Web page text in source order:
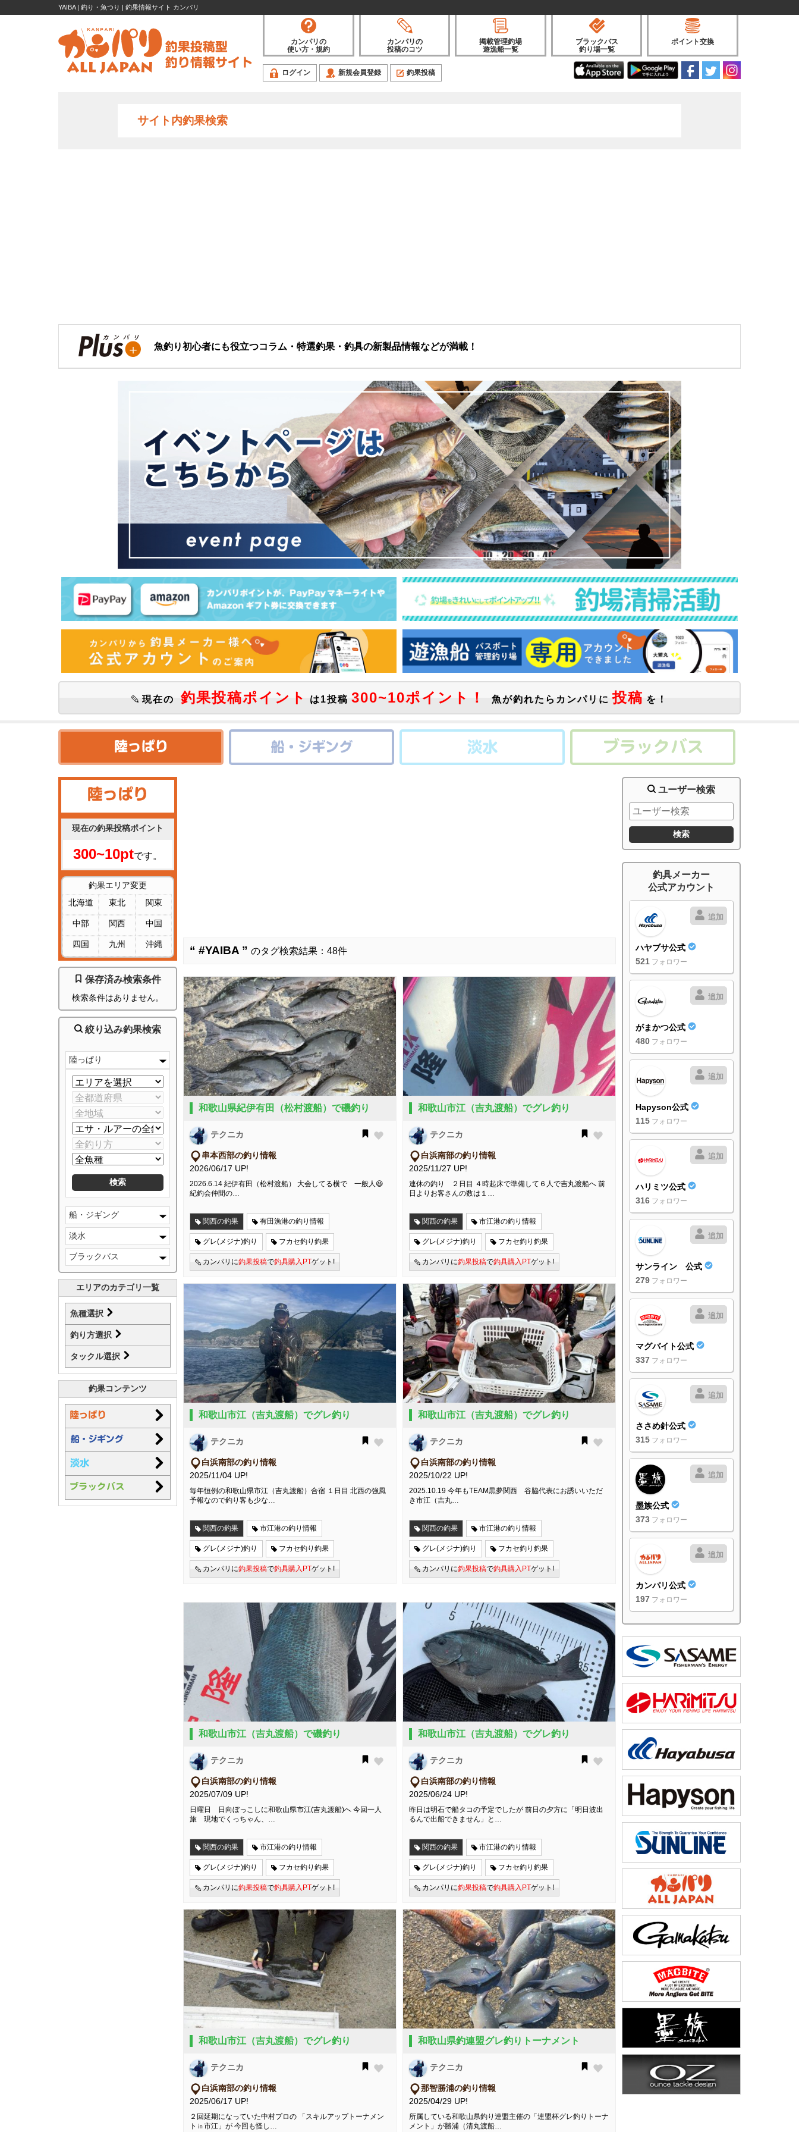
YAIBA | 釣り・魚つり | 釣果情報サイト カンパリ
カンパリの
使い方・規約
カンパリの
投稿のコツ
掲載管理釣場
遊漁船一覧
ブラックバス
釣り場一覧
ポイント交換
ログイン 新規会員登録 釣果投稿
サイト内釣果検索
魚釣り初心者にも役立つコラム・特選釣果・釣具の新製品情報などが満載！
現在の 釣果投稿ポイント は1投稿 300~10ポイント！ 魚が釣れたらカンパリに 投稿 を！
現在の釣果投稿ポイント
300~10ptです。
釣果エリア変更
北海道
東北 関東
中部 関西 中国
四国 九州 沖縄
保存済み検索条件
検索条件はありません。
絞り込み釣果検索
陸っぱり
船・ジギング
淡水
ブラックバス
エリアのカテゴリ一覧
魚種選択
釣り方選択
タックル選択
釣果コンテンツ
“ #YAIBA ” のタグ検索結果：48件
和歌山県紀伊有田（松村渡船）で磯釣り
テクニカ
串本西部の釣り情報
2026/06/17 UP!
2026.6.14 紀伊有田（松村渡船） 大会してる横で 一般人😆
紀釣会仲間の…
関西の釣果 有田漁港の釣り情報
グレ(メジナ)釣り フカセ釣り釣果
カンパリに釣果投稿で釣具購入PTゲット!
和歌山市江（吉丸渡船）でグレ釣り
テクニカ
白浜南部の釣り情報
2025/11/27 UP!
連休の釣り ２日目 ４時起床で準備して６人で吉丸渡船へ 前
日よりお客さんの数は１…
関西の釣果 市江港の釣り情報
グレ(メジナ)釣り フカセ釣り釣果
カンパリに釣果投稿で釣具購入PTゲット!
和歌山市江（吉丸渡船）でグレ釣り
テクニカ
白浜南部の釣り情報
2025/11/04 UP!
毎年恒例の和歌山県市江（吉丸渡船）合宿 １日目 北西の強風
予報なので釣り客も少な…
関西の釣果 市江港の釣り情報
グレ(メジナ)釣り フカセ釣り釣果
カンパリに釣果投稿で釣具購入PTゲット!
和歌山市江（吉丸渡船）でグレ釣り
テクニカ
白浜南部の釣り情報
2025/10/22 UP!
2025.10.19 今年もTEAM黒夢関西 谷脇代表にお誘いいただ
き市江（吉丸…
関西の釣果 市江港の釣り情報
グレ(メジナ)釣り フカセ釣り釣果
カンパリに釣果投稿で釣具購入PTゲット!
和歌山市江（吉丸渡船）で磯釣り
テクニカ
白浜南部の釣り情報
2025/07/09 UP!
日曜日 日向ぼっこしに和歌山県市江(吉丸渡船)へ 今回一人
旅 現地でくっちゃん、…
関西の釣果 市江港の釣り情報
グレ(メジナ)釣り フカセ釣り釣果
カンパリに釣果投稿で釣具購入PTゲット!
和歌山市江（吉丸渡船）でグレ釣り
テクニカ
白浜南部の釣り情報
2025/06/24 UP!
昨日は明石で船タコの予定でしたが 前日の夕方に「明日波出
るんで出船できません」と…
関西の釣果 市江港の釣り情報
グレ(メジナ)釣り フカセ釣り釣果
カンパリに釣果投稿で釣具購入PTゲット!
和歌山市江（吉丸渡船）でグレ釣り
テクニカ
白浜南部の釣り情報
2025/06/17 UP!
２回延期になっていた中村プロの 「スキルアップトーナメン
ト㏌市江」が 今回も怪し…
和歌山県釣連盟グレ釣りトーナメント
テクニカ
那智勝浦の釣り情報
2025/04/29 UP!
所属している和歌山県釣り連盟主催の「連盟杯グレ釣りトーナ
メント」が勝浦（清丸渡船…
ユーザー検索
釣具メーカー
公式アカウント
追加
ハヤブサ公式
521 フォロワー
追加
がまかつ公式
480 フォロワー
追加
Hapyson公式
115 フォロワー
追加
ハリミツ公式
316 フォロワー
追加
サンライン 公式
279 フォロワー
追加
マグバイト公式
337 フォロワー
追加
ささめ針公式
315 フォロワー
追加
墨族公式
373 フォロワー
追加
カンパリ公式
197 フォロワー